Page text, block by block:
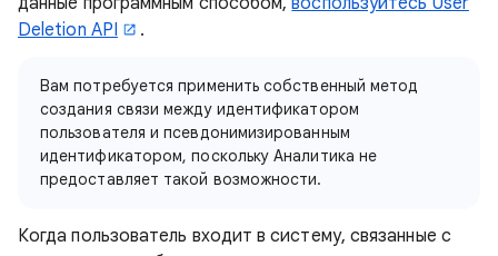
Deletion API
.
Вам потребуется применить собственный метод
создания связи между идентификатором
пользователя и псевдонимизированным
идентификатором, поскольку Аналитика не
предоставляет такой возможности.
Когда пользователь входит в систему, связанные с